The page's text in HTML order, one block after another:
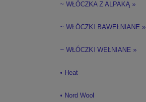
~ WŁÓCZKA Z ALPAKĄ »
~ WŁÓCZKI BAWEŁNIANE »
~ WŁÓCZKI WEŁNIANE »
• Heat
• Nord Wool